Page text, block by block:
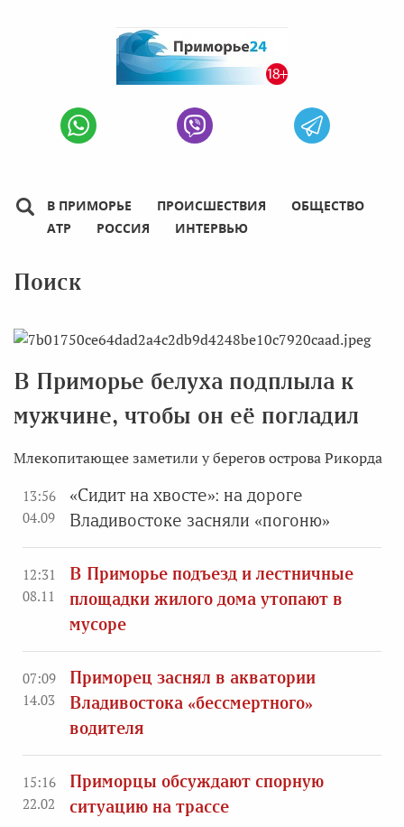
В ПРИМОРЬЕ ПРОИСШЕСТВИЯ
ОБЩЕСТВО
АТР
РОССИЯ ИНТЕРВЬЮ
Поиск
В Приморье белуха подплыла к
мужчине, чтобы он её погладил
Млекопитающее заметили у берегов острова Рикорда
13:56
04.09
«Сидит на хвосте»: на дороге
Владивостоке засняли «погоню»
12:31
08.11
В Приморье подъезд и лестничные
площадки жилого дома утопают в
мусоре
07:09
14.03
Приморец заснял в акватории
Владивостока «бессмертного»
водителя
15:16
22.02
Приморцы обсуждают спорную
ситуацию на трассе